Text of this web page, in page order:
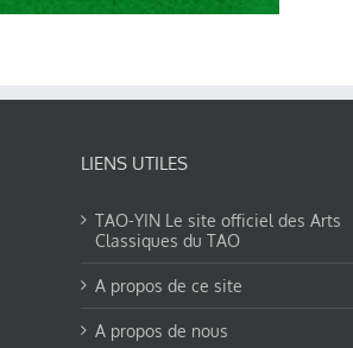
LIENS UTILES
TAO-YIN Le site officiel des Arts
Classiques du TAO
A propos de ce site
A propos de nous